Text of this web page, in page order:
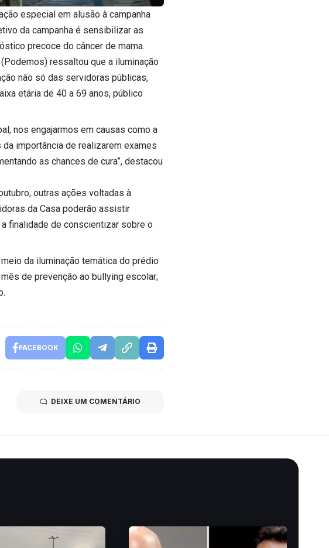
especial em alusão à campanha
da campanha é sensibilizar as
precoce do câncer de mama.
ressaltou que a iluminação
não só das servidoras públicas,
etária de 40 a 69 anos, público
nos engajarmos em causas como a
importância de realizarem exames
as chances de cura”, destacou
outras ações voltadas à
da Casa poderão assistir
finalidade de conscientizar sobre o
da iluminação temática do prédio
de prevenção ao bullying escolar;
FACEBOOK
DEIXE UM COMENTÁRIO